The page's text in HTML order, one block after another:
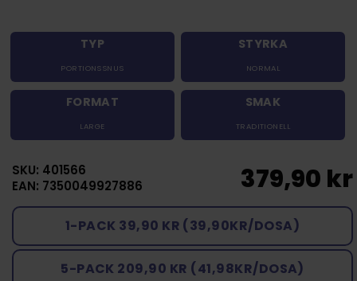
TYP
PORTIONSSNUS
STYRKA
NORMAL
FORMAT
LARGE
SMAK
TRADITIONELL
SKU: 401566
EAN: 7350049927886
379,90 kr
1-PACK 39,90 KR (39,90KR/DOSA)
5-PACK 209,90 KR (41,98KR/DOSA)